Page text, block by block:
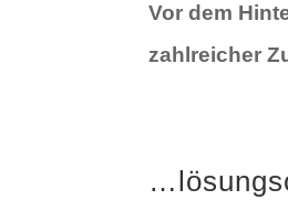
Vor dem
zahlreicher